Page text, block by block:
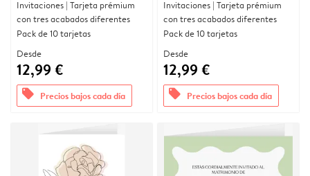
Invitaciones | Tarjeta prémium
con tres acabados diferentes
Pack de 10 tarjetas
Desde
12,99 €
offers Precios bajos cada día
Invitaciones | Tarjeta prémium
con tres acabados diferentes
Pack de 10 tarjetas
Desde
12,99 €
offers Precios bajos cada día